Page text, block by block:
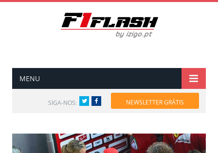
MENU
SIGA-NOS: TwitterFacebook NEWSLETTER GRÁTIS